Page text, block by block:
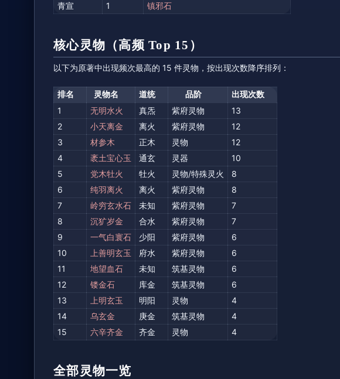
青宣
1 镇邪石
核心灵物（高频 Top 15）
以下为原著中出现频次最高的 15 件灵物，按出现次数降序排列：
排名 灵物名 道统 品阶 出现次数
1 无明水火 真炁 紫府灵物
13
2
小天离金 离火 紫府灵物
12
3
材参木 正木 灵物
12
4
袤土宝心玉 通玄 灵器
10
5
党木牡火 牡火 灵物/特殊灵火
8
6
纯羽离火 离火 紫府灵物
8
7
岭穷玄水石 未知 紫府灵物
7
8
沉犷岁金 合水 紫府灵物
7
9
一气白寰石 少阳 紫府灵物
6
10
上善明玄玉 府水 紫府灵物
6
11
地望血石 未知 筑基灵物
6
12
镂金石 库金 筑基灵物
6
13
上明玄玉 明阳 灵物
4
14
乌玄金 庚金 筑基灵物
4
15
六辛齐金 齐金 灵物 4
全部灵物一览